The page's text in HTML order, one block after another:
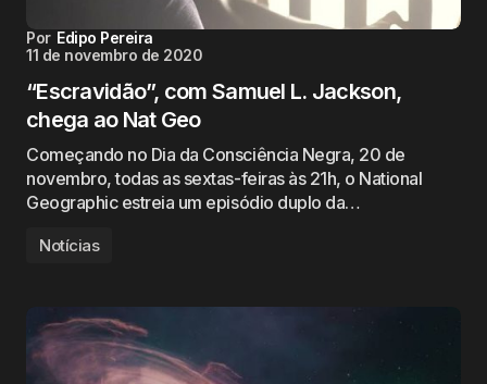
Por Edipo Pereira
11 de novembro de 2020
“Escravidão”, com Samuel L. Jackson,
chega ao Nat Geo
Começando no Dia da Consciência Negra, 20 de
novembro, todas as sextas-feiras às 21h, o National
Geographic estreia um episódio duplo da…
Notícias